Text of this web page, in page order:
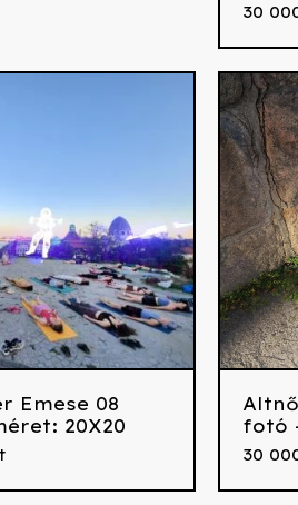
30
Emese 08
20X20
fotó
30